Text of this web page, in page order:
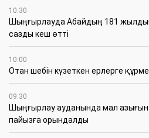
10:30
Шыңғырлауда Абайдың 181
сазды кеш өтті
10:00
Отан шебін күзеткен ерлерге
09:30
​Шыңғырлау ауданында мал
пайызға орындалды